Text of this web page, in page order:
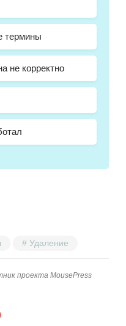
термины
не корректно
Удаление
проекта MousePress